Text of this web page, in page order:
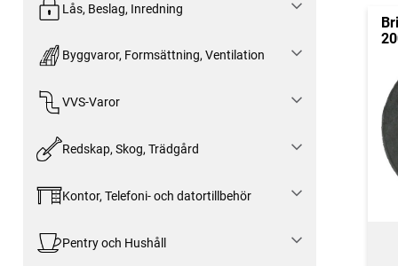
Lås, Beslag, Inredning
Byggvaror, Formsättning, Ventilation
VVS-Varor
Redskap, Skog, Trädgård
Kontor, Telefoni- och datortillbehör
Pentry och Hushåll